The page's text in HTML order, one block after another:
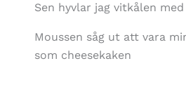
Sen hyvlar jag vitkålen
Moussen såg ut att vara
som cheesekaken